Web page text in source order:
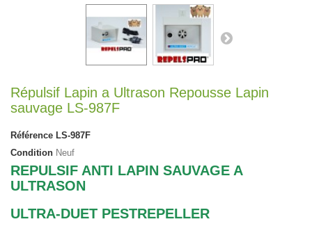
Répulsif Lapin a Ultrason Repousse Lapin
sauvage LS-987F
Référence LS-987F
Condition Neuf
REPULSIF ANTI LAPIN SAUVAGE A
ULTRASON
ULTRA-DUET PESTREPELLER